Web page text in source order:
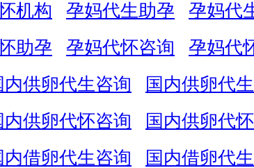
机构 孕妈代生助孕
孕妈代
助孕 孕妈代怀咨询
孕妈代
内供卵代生咨询
国内供卵代
内供卵代怀咨询
国内供卵代
内借卵代生咨询
国内借卵代